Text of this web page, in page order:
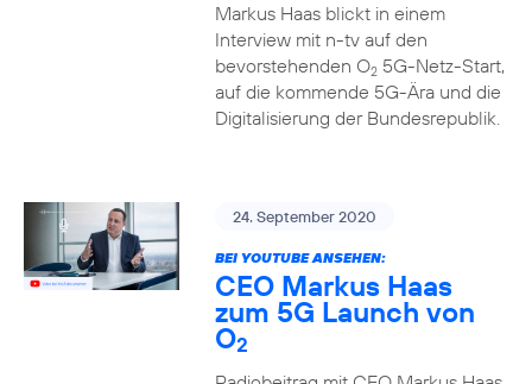
Markus Haas blickt in einem
Interview mit n-tv auf den
bevorstehenden O25G-Netz-Start,
auf die kommende 5G-Ära und die
Digitalisierung der Bundesrepublik.
24. September 2020
BEI YOUTUBE ANSEHEN:
CEO Markus Haas
zum 5G Launch von
O2